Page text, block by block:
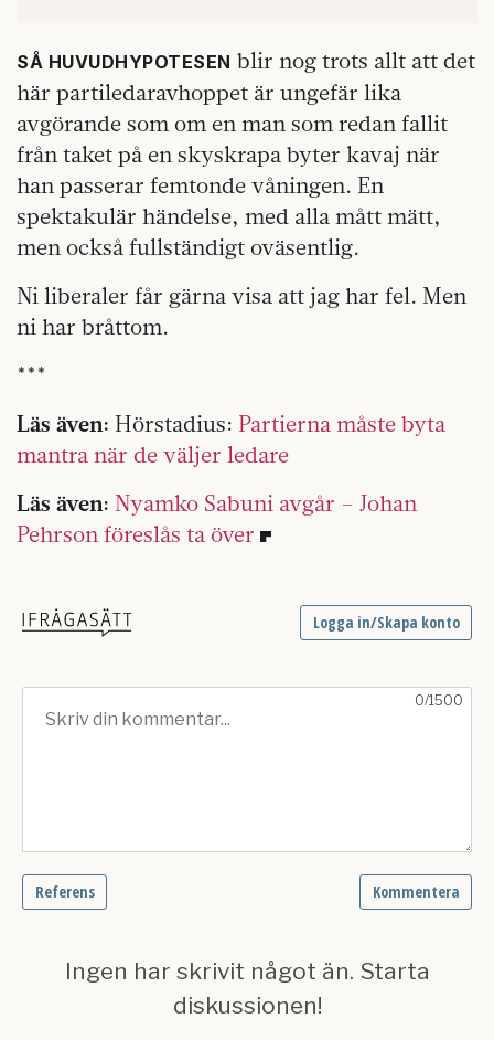
SÅ HUVUDHYPOTESEN blir nog trots allt att det
här partiledaravhoppet är ungefär lika
avgörande som om en man som redan fallit
från taket på en skyskrapa byter kavaj när
han passerar femtonde våningen. En
spektakulär händelse, med alla mått mätt,
men också fullständigt oväsentlig.
Ni liberaler får gärna visa att jag har fel. Men
ni har bråttom.
***
Läs även: Hörstadius: Partierna måste byta
mantra när de väljer ledare
Läs även: Nyamko Sabuni avgår – Johan
Pehrson föreslås ta över